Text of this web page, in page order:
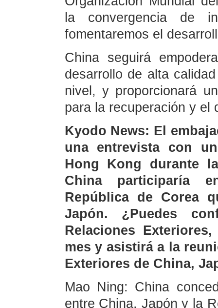
la convergencia de
fomentaremos el
China seguirá
desarrollo de alta
nivel, y proporcionará
para la recuperación y el
Kyodo News: El
una entrevista con
Hong Kong durante
China participaría
República de Corea
Japón. ¿Puedes
Relaciones
mes y asistirá a la
Exteriores de China,
Mao Ning: China
entre China, Japón y la